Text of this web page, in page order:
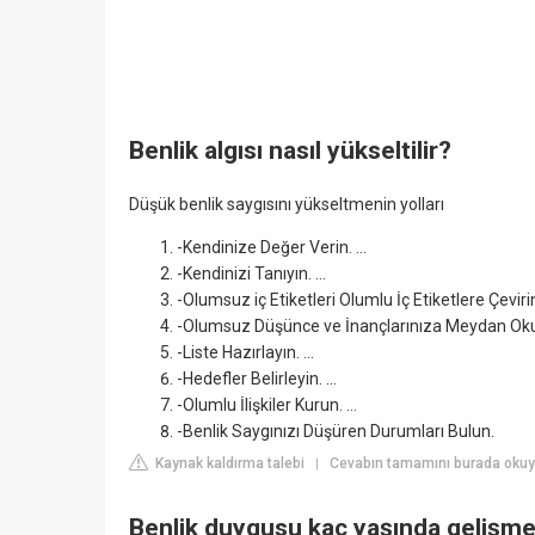
Benlik algısı nasıl yükseltilir?
Düşük benlik saygısını yükseltmenin yolları
-Kendinize Değer Verin. ...
-Kendinizi Tanıyın. ...
-Olumsuz iç Etiketleri Olumlu İç Etiketlere
-Olumsuz Düşünce ve İnançlarınıza Meydan
-Liste Hazırlayın. ...
-Hedefler Belirleyin. ...
-Olumlu İlişkiler Kurun. ...
-Benlik Saygınızı Düşüren Durumları Bulun.
Kaynak kaldırma talebi Cevabın tamamını burada
Benlik duygusu kaç yaşında